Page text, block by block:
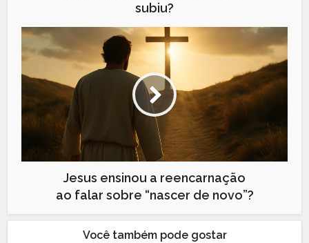
subiu?
Jesus ensinou a reencarnação
ao falar sobre “nascer de novo”?
Você também pode gostar